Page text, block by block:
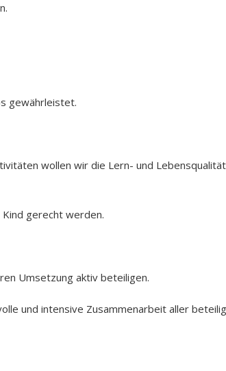
gewährleistet.
wollen wir die Lern- und
gerecht werden.
Umsetzung aktiv beteiligen.
und intensive Zusammenarbeit aller